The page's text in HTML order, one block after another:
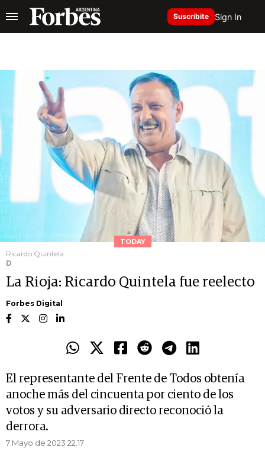
Suscribite Sign In
TODAY
Ricardo Quintela
D
La Rioja: Ricardo Quintela fue reelecto
Forbes Digital
El representante del Frente de Todos obtenía
anoche más del cincuenta por ciento de los
votos y su adversario directo reconoció la
derrora.
7 Mayo de 2023 22.17